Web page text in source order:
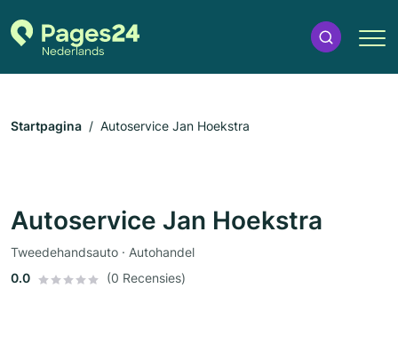
Startpagina Autoservice Jan Hoekstra
Autoservice Jan Hoekstra
Tweedehandsauto · Autohandel
0.0
(0 Recensies)